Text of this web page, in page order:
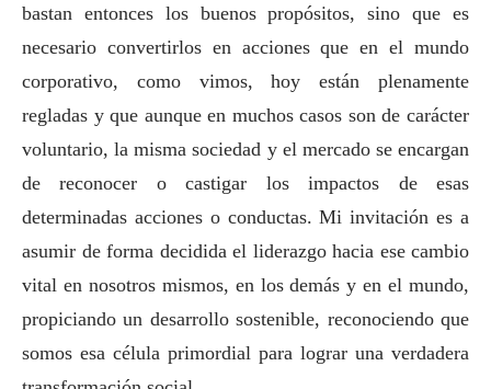
bastan entonces los buenos propósitos, sino que es
necesario convertirlos en acciones que en el mundo
corporativo, como vimos, hoy están plenamente
regladas y que aunque en muchos casos son de carácter
voluntario, la misma sociedad y el mercado se encargan
de reconocer o castigar los impactos de esas
determinadas acciones o conductas. Mi invitación es a
asumir de forma decidida el liderazgo hacia ese cambio
vital en nosotros mismos, en los demás y en el mundo,
propiciando un desarrollo sostenible, reconociendo que
somos esa célula primordial para lograr una verdadera